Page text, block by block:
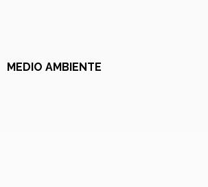
MEDIO AMBIENTE